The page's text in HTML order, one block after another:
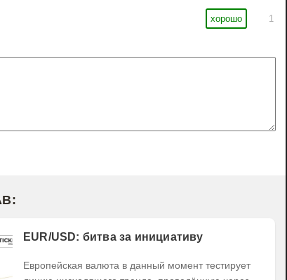
хорошо
1
EUR/USD: битва за инициативу
Европейская валюта в данный момент тестирует